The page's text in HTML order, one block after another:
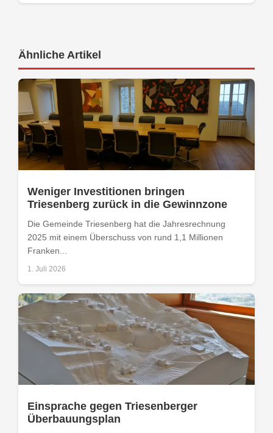
Ähnliche Artikel
Weniger Investitionen bringen
Triesenberg zurück in die Gewinnzone
Die Gemeinde Triesenberg hat die Jahresrechnung
2025 mit einem Überschuss von rund 1,1 Millionen
Franken...
1. Juli 2026
Einsprache gegen Triesenberger
Überbauungsplan